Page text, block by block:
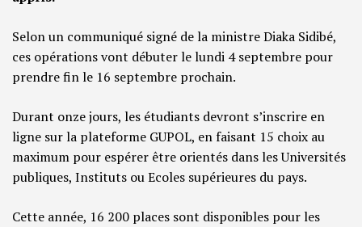
Selon un communiqué signé de la ministre Diaka Sidibé,
ces opérations vont débuter le lundi 4 septembre pour
prendre fin le 16 septembre prochain.
Durant onze jours, les étudiants devront s’inscrire en
ligne sur la plateforme GUPOL, en faisant 15 choix au
maximum pour espérer être orientés dans les Universités
publiques, Instituts ou Ecoles supérieures du pays.
Cette année, 16 200 places sont disponibles pour les